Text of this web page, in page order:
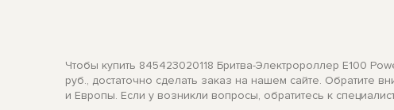
Чтобы купить 845423020118 Бритва-Электророллер E100
руб., достаточно сделать заказ на нашем сайте. Обратите
и Европы. Если у возникли вопросы, обратитесь к